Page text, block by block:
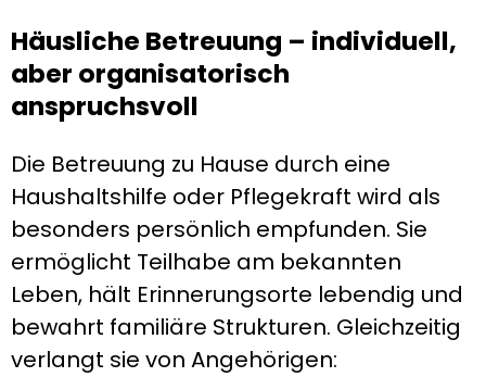
Häusliche Betreuung – individuell,
aber organisatorisch
anspruchsvoll
Die Betreuung zu Hause durch eine
Haushaltshilfe oder Pflegekraft wird als
besonders persönlich empfunden. Sie
ermöglicht Teilhabe am bekannten
Leben, hält Erinnerungsorte lebendig und
bewahrt familiäre Strukturen. Gleichzeitig
verlangt sie von Angehörigen: